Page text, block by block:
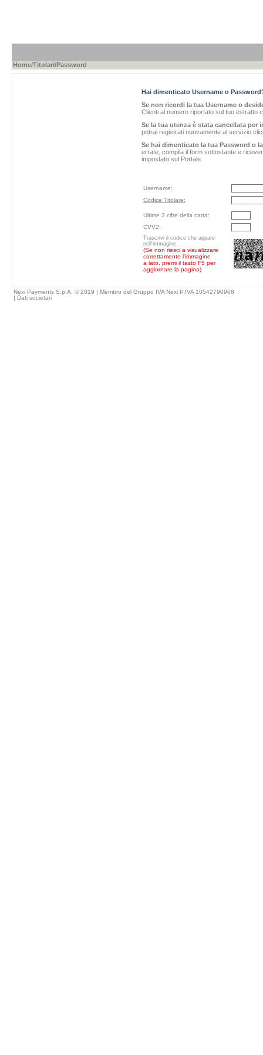
Home/Titolari/Password
Hai dimenticato Username o
Se non ricordi la tua Username o
Clienti al numero riportato sul tuo estratto
Se la tua utenza è stata cancellata per
potrai registrati nuovamente al servizio
Se hai dimenticato la tua Password o
errate, compila il form sottostante e
impostato sul Portale.
Username:
Codice Titolare:
Ultime 3 cifre della carta:
CVV2:
Trascrivi il codice che appare
nell'immagine.
(Se non riesci a visualizzare
correttamente l'immagine
a lato, premi il tasto F5 per
aggiornare la pagina)
Nexi Payments S.p.A. © 2019 | Membro del Gruppo IVA Nexi P.IVA 10542790968
| Dati societari